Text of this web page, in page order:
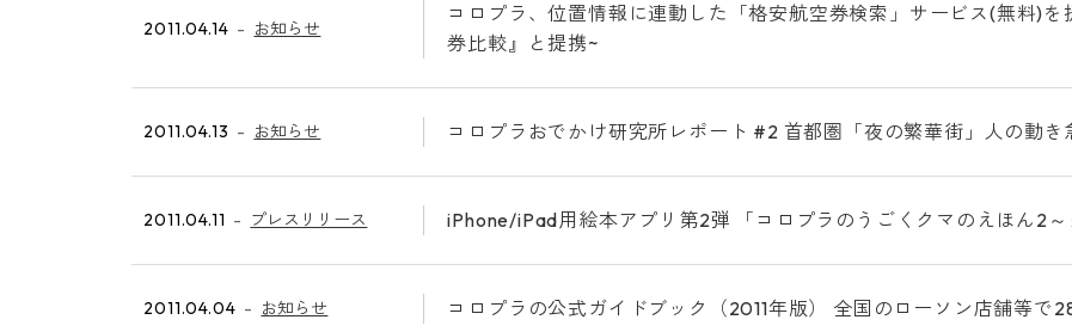
2011.04.14 お知らせ
コロプラ、位置情報に連動した「格安航空券検索」サービス(無料)
券比較』と提携~
2011.04.13 お知らせ コロプラおでかけ研究所レポート #2 首都圏「夜の繁華街」人の動
2011.04.11 プレスリリース iPhone/iPad用絵本アプリ第2弾 「コロプラのうごくクマのえほん2
2011.04.04 お知らせ コロプラの公式ガイドブック（2011年版） 全国のローソン店舗等で